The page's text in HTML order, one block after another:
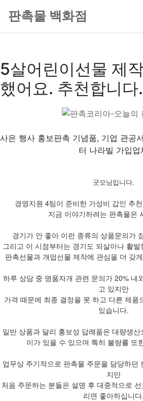
판촉물 백화점
5살어린이선물 제
했어요. 추천합니다.
사은 행사 홍보판촉 기념품, 기업 관공
터 나라빌 가입업
굿모닝입니다.
경영지원 4팀이 준비한 가성비 갑인 추
지금 이야기하려는 판촉물은
경기가 안 좋아 이런 종류의 상품문의가
그리고 이 시점부터는 경기도 되살아나 활
판촉선물과 개업선물 제작에 관심을 더 갖
하루 상담 중 명품자개 관련 문의가 20% 내
고 있지만
가격 때문에 최종 결정을 못 하고 다른 제품
있습니다.
일반 상품과 달리 홍보성 답례품은 대량생
이가 있을 수 있으며 특히 불량률 또
업무상 주기적으로 판촉물 주문을 담당하던
지만
처음 주문하는 분들은 설명 후 대중적으로
리면 좋아하십니다.